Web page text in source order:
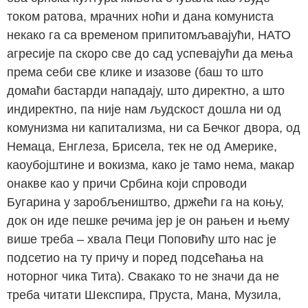
током ратова, мрачних ноћи и дана комуниста
некако га са временом припитомљавајући, НАТО
агресије па скоро све до сад успевајући да мења
према себи све клике и изазове (баш то што
домаћи бастарди нападају, што директно, а што
индиректно, па није нам људскост дошла ни од
комунизма ни капитализма, ни са Бечког двора, од
Немаца, Енглеза, Брисела, тек не од Америке,
каоубојштине и вокизма, како је тамо нема, макар
онакве као у причи Србина који спроводи
Бугарина у заробљеништво, држећи га на коњу,
док он иде пешке речима јер је он рањен и њему
више треба – хвала Пеци Поповићу што нас је
подсетио на ту причу и поред подсећања на
ноторног чика Тита). Свакако то не значи да не
треба читати Шекспира, Пруста, Мана, Музила,